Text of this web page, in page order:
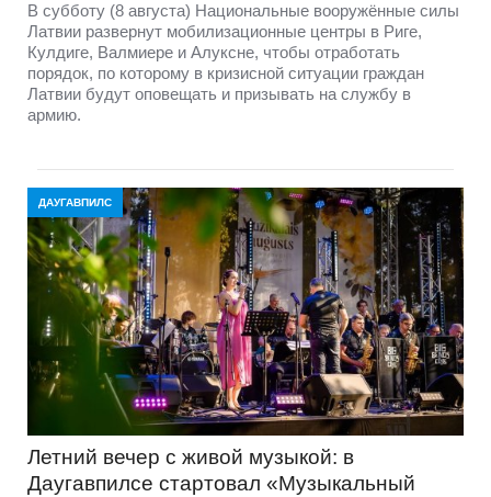
В субботу (8 августа) Национальные вооружённые силы
Латвии развернут мобилизационные центры в Риге,
Кулдиге, Валмиере и Алуксне, чтобы отработать
порядок, по которому в кризисной ситуации граждан
Латвии будут оповещать и призывать на службу в
армию.
ДАУГАВПИЛС
Летний вечер с живой музыкой: в
Даугавпилсе стартовал «Музыкальный